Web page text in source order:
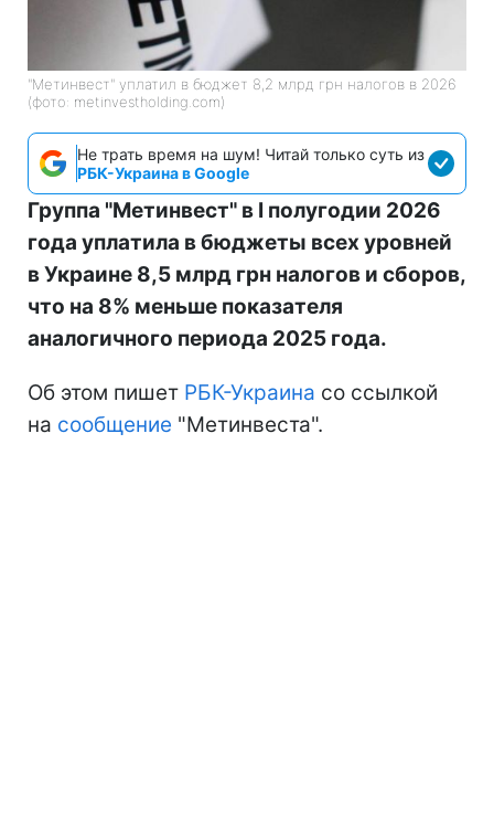
"Метинвест" уплатил в бюджет 8,2 млрд грн налогов в 2026
(фото: metinvestholding.com)
Не трать время на шум! Читай только суть из
РБК-Украина в Google
Группа "Метинвест" в I полугодии 2026
года уплатила в бюджеты всех уровней
в Украине 8,5 млрд грн налогов и сборов,
что на 8% меньше показателя
аналогичного периода 2025 года.
Об этом пишет РБК-Украина со ссылкой
на сообщение "Метинвеста".